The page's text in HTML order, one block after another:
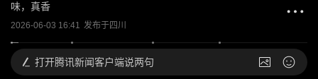
味，真香
2026-06-03 16:41 发布于四川
打开腾讯新闻客户端说两句